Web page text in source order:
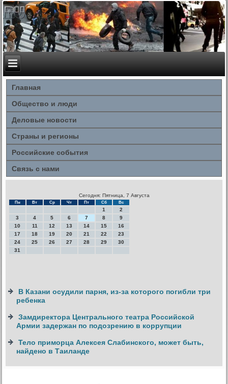
Главная
Общество и люди
Деловые новости
Страны и регионы
Российские события
Связь с нами
Сегодня: Пятница, 7 Августа
Пн Вт Ср Чт Пт Сб Вс
1
2
3
4 5 6 7 8
9
10
11 12 13 14 15
16
17
18 19 20 21 22
23
24
25 26 27 28 29
30
31
В Казани осудили парня, из-за которого погибли три
ребенка
Замдиректора Центрального театра Российской
Армии задержан по подозрению в коррупции
Тело приморца Алексея Слабинского, может быть,
найдено в Таиланде